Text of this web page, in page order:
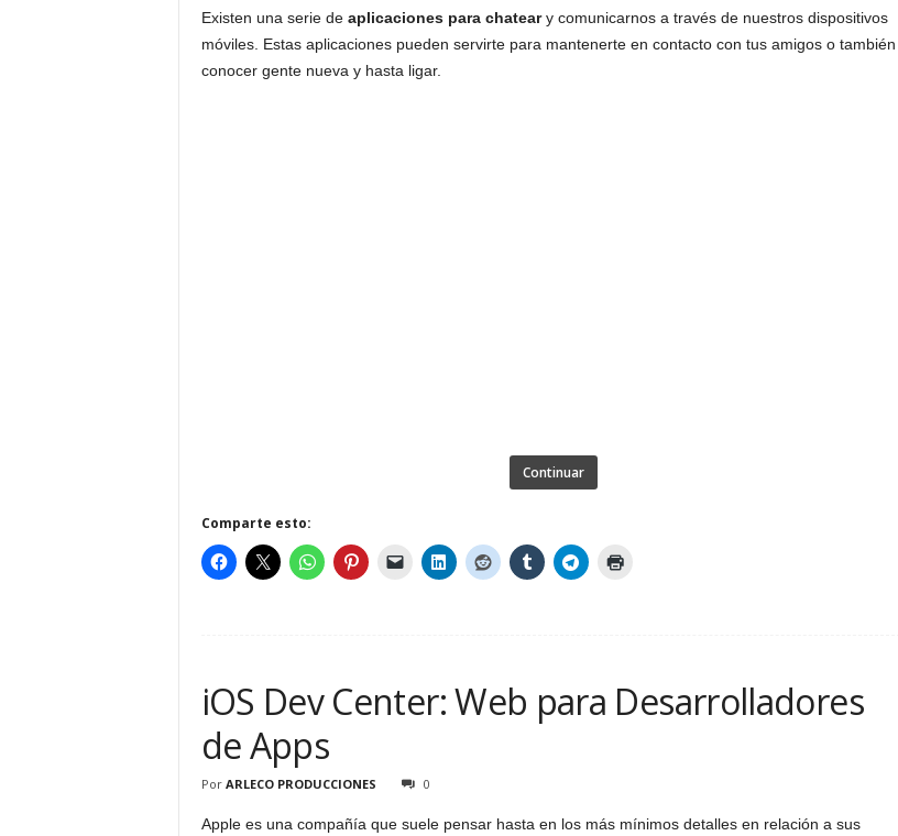
Existen una serie de aplicaciones para chateary comunicarnos a través de nuestros dispositivos
móviles. Estas aplicaciones pueden servirte para mantenerte en contacto con tus amigos o también
conocer gente nueva y hasta ligar.
Continuar
Comparte esto:
iOS Dev Center: Web para Desarrolladores
de Apps
Por ARLECO PRODUCCIONES 0
Apple es una compañía que suele pensar hasta en los más mínimos detalles en relación a sus